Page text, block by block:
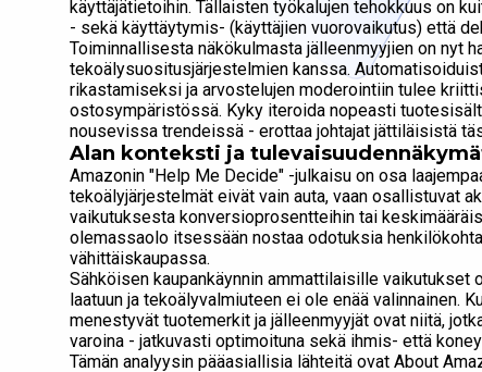
käyttäjätietoihin. Tällaisten työkalujen tehokkuus on
- sekä käyttäytymis- (käyttäjien vuorovaikutus) että
Toiminnallisesta näkökulmasta jälleenmyyjien on nyt
tekoälysuositusjärjestelmien kanssa.
rikastamiseksi ja arvostelujen moderointiin tulee
ostosympäristössä. Kyky iteroida nopeasti
nousevissa trendeissä - erottaa johtajat jättiläisistä
Alan konteksti ja
Amazonin "Help Me Decide" -julkaisu on osa
tekoälyjärjestelmät eivät vain auta, vaan osallistuvat
vaikutuksesta konversioprosentteihin tai
olemassaolo itsessään nostaa odotuksia
vähittäiskaupassa.
Sähköisen kaupankäynnin ammattilaisille
laatuun ja tekoälyvalmiuteen ei ole enää valinnainen.
menestyvät tuotemerkit ja jälleenmyyjät ovat niitä,
varoina - jatkuvasti optimoituna sekä ihmis- että
Tämän analyysin pääasiallisia lähteitä ovat About